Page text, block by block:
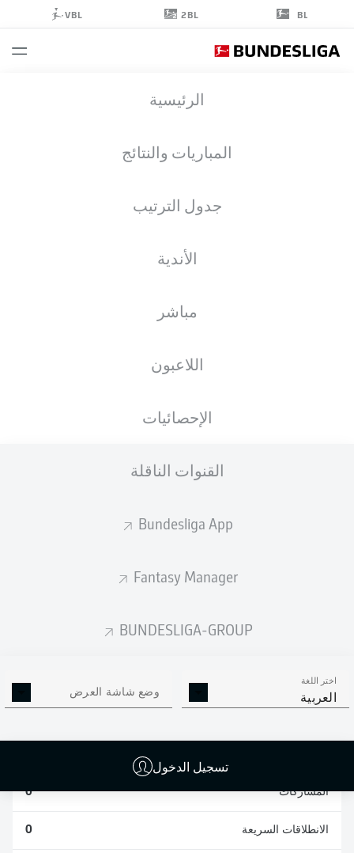
BL
2BL
VBL
الرئيسية
المباريات والنتائج
جدول الترتيب
الأندية
مباشر
اللاعبون
الإحصائيات
القنوات الناقلة
Bundesliga App
Fantasy Manager
BUNDESLIGA-GROUP
اختر اللغة
العربية وضع شاشة العرض
تسجيل الدخول
16.04.2004
إحصائيات موسم 2026/2027
التصديات الأهداف العكسية
المشاركات 0
الانطلاقات السريعة 0